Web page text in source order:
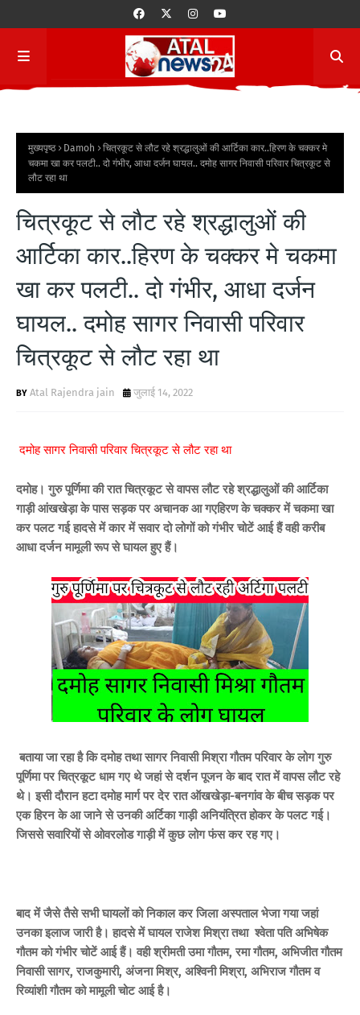
मुख्यपृष्ठ Damoh
चित्रकूट से लौट रहे श्रद्धालुओं की आर्टिका कार..हिरण के चक्कर मे
चकमा खा कर पलटी.. दो गंभीर, आधा दर्जन घायल.. दमोह सागर निवासी परिवार चित्रकूट से
लौट रहा था
चित्रकूट से लौट रहे श्रद्धालुओं की
आर्टिका कार..हिरण के चक्कर मे चकमा
खा कर पलटी.. दो गंभीर, आधा दर्जन
घायल.. दमोह सागर निवासी परिवार
चित्रकूट से लौट रहा था
Atal Rajendra jain जुलाई 14, 2022
दमोह सागर निवासी परिवार चित्रकूट से लौट रहा था
दमोह। गुरु पूर्णिमा की रात चित्रकूट से वापस लौट रहे श्रद्धालुओं की आर्टिका
गाड़ी आंखखेड़ा के पास सड़क पर अचानक आ गएहिरण के चक्कर में चकमा खा
कर पलट गई हादसे में कार में सवार दो लोगों को गंभीर चोटें आई हैं वही करीब
आधा दर्जन मामूली रूप से घायल हुए हैं।
बताया जा रहा है कि दमोह तथा सागर निवासी मिश्रा गौतम परिवार के लोग गुरु
पूर्णिमा पर चित्रकूट धाम गए थे जहां से दर्शन पूजन के बाद रात में वापस लौट रहे
थे। इसी दौरान हटा दमोह मार्ग पर देर रात ऑखखेड़ा-बनगांव के बीच सड़क पर
एक हिरन के आ जाने से उनकी अर्टिका गाड़ी अनियंत्रित होकर के पलट गई।
जिससे सवारियों से ओवरलोड गाड़ी में कुछ लोग फंस कर रह गए।
बाद में जैसे तैसे सभी घायलों को निकाल कर जिला अस्पताल भेजा गया जहां
उनका इलाज जारी है। हादसे में घायल राजेश मिश्रा तथा श्वेता पति अभिषेक
गौतम को गंभीर चोटें आई हैं। वही श्रीमती उमा गौतम, रमा गौतम, अभिजीत गौतम
निवासी सागर, राजकुमारी, अंजना मिश्र, अश्विनी मिश्रा, अभिराज गौतम व
रिव्यांशी गौतम को मामूली चोट आई है।